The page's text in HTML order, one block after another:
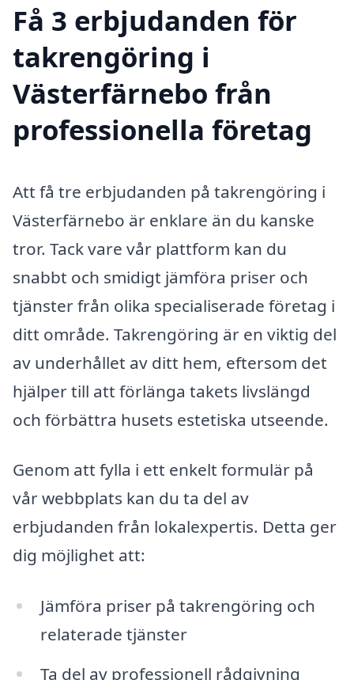
Få 3 erbjudanden för
takrengöring i
Västerfärnebo från
professionella företag
Att få tre erbjudanden på takrengöring i
Västerfärnebo är enklare än du kanske
tror. Tack vare vår plattform kan du
snabbt och smidigt jämföra priser och
tjänster från olika specialiserade företag i
ditt område. Takrengöring är en viktig del
av underhållet av ditt hem, eftersom det
hjälper till att förlänga takets livslängd
och förbättra husets estetiska utseende.
Genom att fylla i ett enkelt formulär på
vår webbplats kan du ta del av
erbjudanden från lokalexpertis. Detta ger
dig möjlighet att:
Jämföra priser på takrengöring och
relaterade tjänster
Ta del av professionell rådgivning